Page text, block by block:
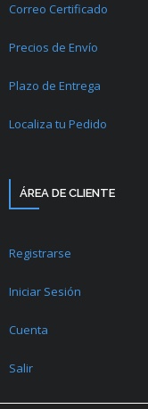
Correo Certificado
Precios de Envío
Plazo de Entrega
Localiza tu Pedido
ÁREA DE CLIENTE
Registrarse
Iniciar Sesión
Cuenta
Salir